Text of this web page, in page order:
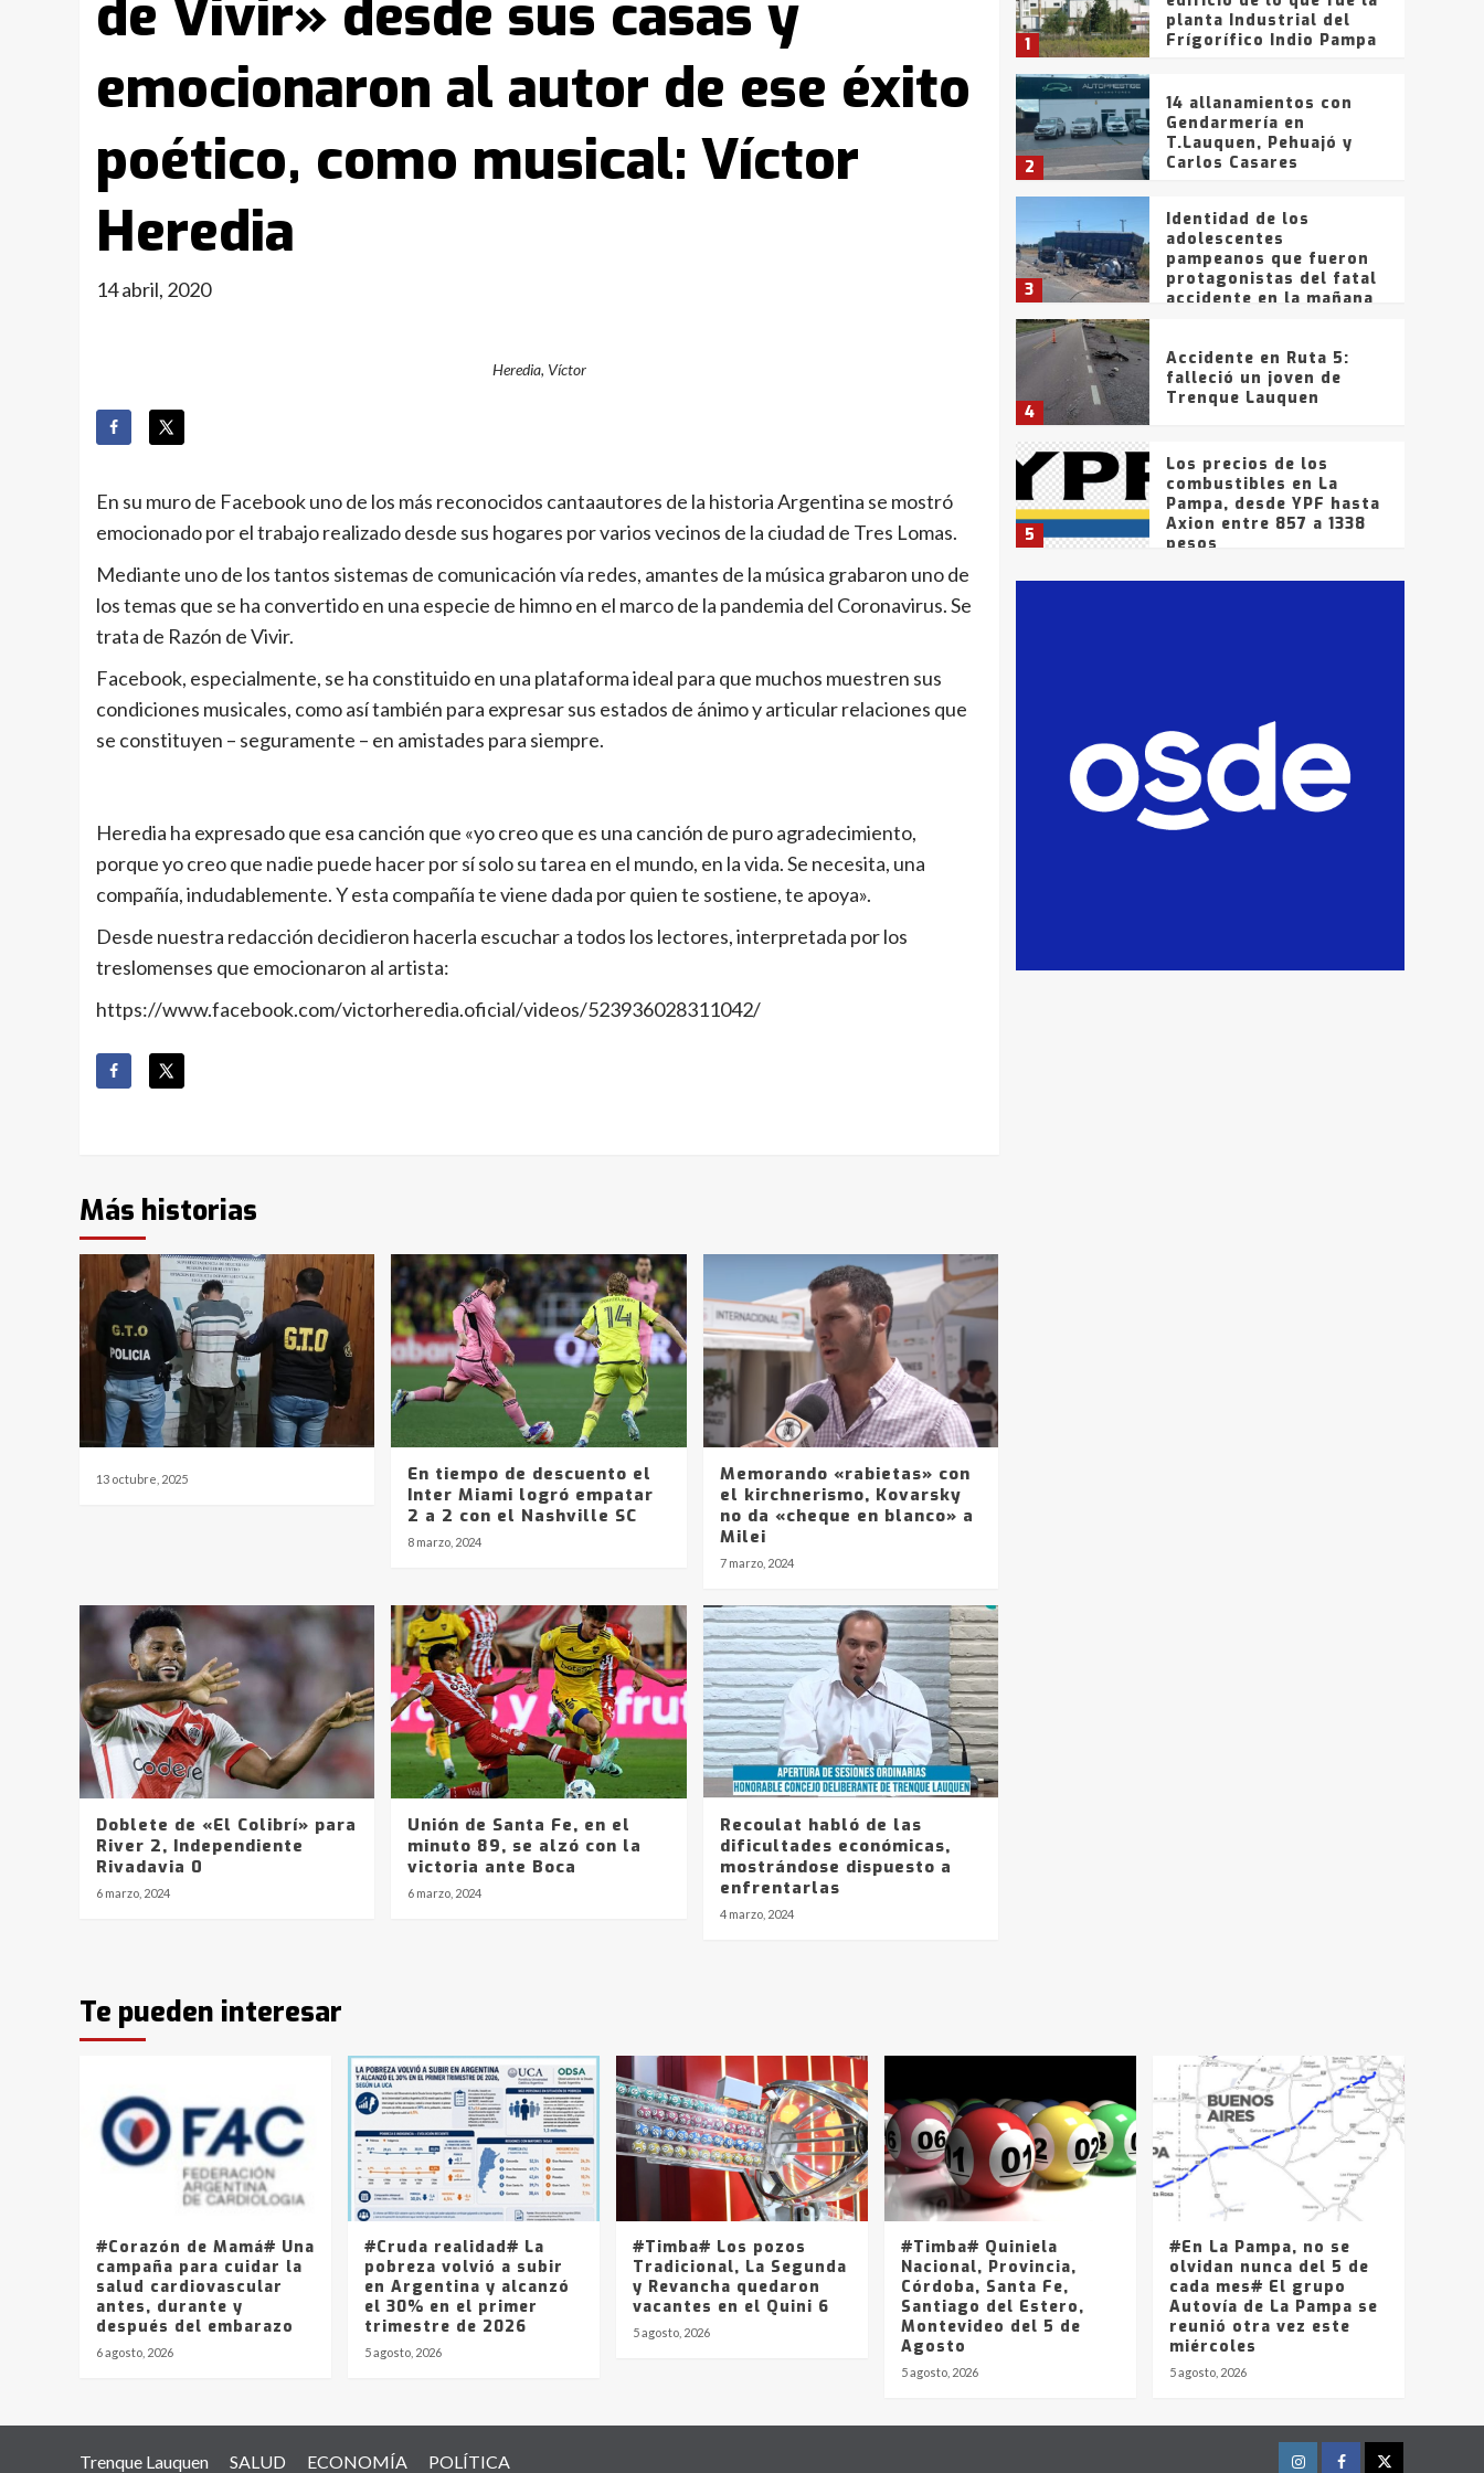
de Vivir» desde sus casas y
emocionaron al autor de ese éxito
poético, como musical: Víctor
Heredia
14 abril, 2020
Heredia, Víctor
En su muro de Facebook uno de los más reconocidos cantaautores de la historia Argentina se mostró
emocionado por el trabajo realizado desde sus hogares por varios vecinos de la ciudad de Tres Lomas.
Mediante uno de los tantos sistemas de comunicación vía redes, amantes de la música grabaron uno de
los temas que se ha convertido en una especie de himno en el marco de la pandemia del Coronavirus. Se
trata de Razón de Vivir.
Facebook, especialmente, se ha constituido en una plataforma ideal para que muchos muestren sus
condiciones musicales, como así también para expresar sus estados de ánimo y articular relaciones que
se constituyen – seguramente – en amistades para siempre.
Heredia ha expresado que esa canción que «yo creo que es una canción de puro agradecimiento,
porque yo creo que nadie puede hacer por sí solo su tarea en el mundo, en la vida. Se necesita, una
compañía, indudablemente. Y esta compañía te viene dada por quien te sostiene, te apoya».
Desde nuestra redacción decidieron hacerla escuchar a todos los lectores, interpretada por los
treslomenses que emocionaron al artista:
https://www.facebook.com/victorheredia.oficial/videos/523936028311042/
Más historias
13 octubre, 2025
En tiempo de descuento el
Inter Miami logró empatar
2 a 2 con el Nashville SC
8 marzo, 2024
Memorando «rabietas» con
el kirchnerismo, Kovarsky
no da «cheque en blanco» a
Milei
7 marzo, 2024
Doblete de «El Colibrí» para
River 2, Independiente
Rivadavia 0
6 marzo, 2024
Unión de Santa Fe, en el
minuto 89, se alzó con la
victoria ante Boca
6 marzo, 2024
Recoulat habló de las
dificultades económicas,
mostrándose dispuesto a
enfrentarlas
4 marzo, 2024
1
planta Industrial del
Frígorífico Indio Pampa
2
14 allanamientos con
Gendarmería en
T.Lauquen, Pehuajó y
Carlos Casares
3
Identidad de los
adolescentes
pampeanos que fueron
protagonistas del fatal
accidente en la mañana
4
Accidente en Ruta 5:
falleció un joven de
Trenque Lauquen
5
Los precios de los
combustibles en La
Pampa, desde YPF hasta
Axion entre 857 a 1338
pesos
La Bolsa de Cereales de
que intentaron evadir a
la Policía fueron
detenidos por
comercialización de
drogas en la tarde del
sábado
Te pueden interesar
#Corazón de Mamá# Una
campaña para cuidar la
salud cardiovascular
antes, durante y
después del embarazo
6 agosto, 2026
#Cruda realidad# La
pobreza volvió a subir
en Argentina y alcanzó
el 30% en el primer
trimestre de 2026
5 agosto, 2026
#Timba# Los pozos
Tradicional, La Segunda
y Revancha quedaron
vacantes en el Quini 6
5 agosto, 2026
#Timba# Quiniela
Nacional, Provincia,
Córdoba, Santa Fe,
Santiago del Estero,
Montevideo del 5 de
Agosto
5 agosto, 2026
#En La Pampa, no se
olvidan nunca del 5 de
cada mes# El grupo
Autovía de La Pampa se
reunió otra vez este
miércoles
5 agosto, 2026
Trenque Lauquen SALUD ECONOMÍA POLÍTICA